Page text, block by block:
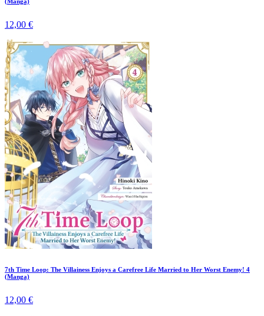
12,00 €
7th Time Loop: The Villainess Enjoys a Carefree Life Married to Her Worst Enemy! 4
(Manga)
12,00 €